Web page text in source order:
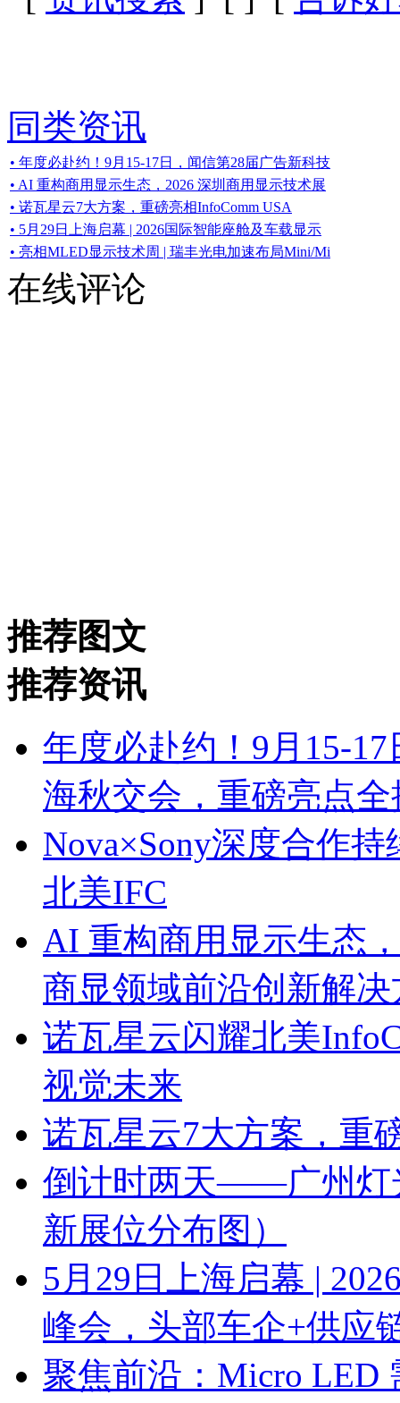
同类资讯
• 年度必赴约！9月15-17日，闻信第28届广告新科技
• AI 重构商用显示生态，2026 深圳商用显示技术展
• 诺瓦星云7大方案，重磅亮相InfoComm USA
• 5月29日上海启幕 | 2026国际智能座舱及车载显示
• 亮相MLED显示技术周 | 瑞丰光电加速布局Mini/Mi
在线评论
推荐图文
推荐资讯
年度必赴约！9月15-
海秋交会，重磅亮点
Nova×Sony深度合作
北美IFC
AI 重构商用显示生态
商显领域前沿创新解决
诺瓦星云闪耀北美
视觉未来
诺瓦星云7大方案，重
倒计时两天——广州灯
新展位分布图）
5月29日上海启幕 |
峰会，头部车企+供应
聚焦前沿：Micro LED